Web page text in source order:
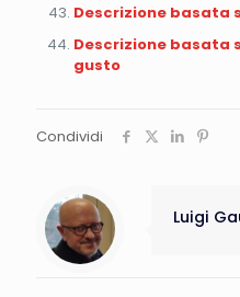
Descrizione basata
Descrizione basata
gusto
Condividi
Luigi